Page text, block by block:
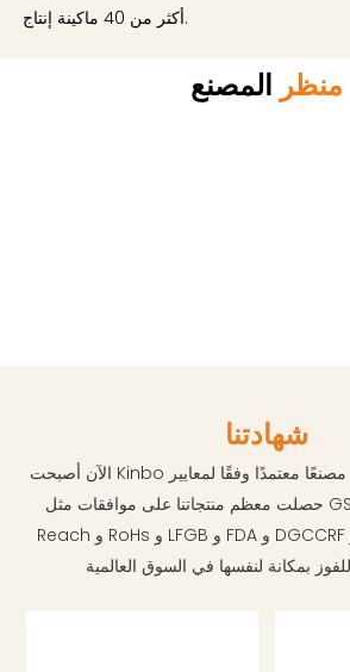
︎ أكثر من 40 ماكينة إنتاج.
منظر المصنع
شهادتنا
الآن أصبحت Kinbo مصنعًا معتمدًا وفقًا لمعايير ISO9001 و BSCI، كما
حصلت معظم منتجاتنا على موافقات مثل GS و CE و CB و ETL و
Reach و RoHs و LFGB و FDA و DGCCRF و PAHs وما إلى ذلك،